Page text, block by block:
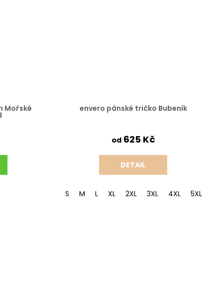
Mořské envero pánské tričko Bubeník
od625 Kč
DETAIL
S M L XL 2XL 3XL 4XL 5XL